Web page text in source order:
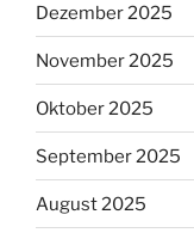
Dezember 2025
November 2025
Oktober 2025
September 2025
August 2025